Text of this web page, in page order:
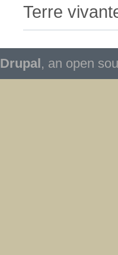
Terre
Drupal, an open